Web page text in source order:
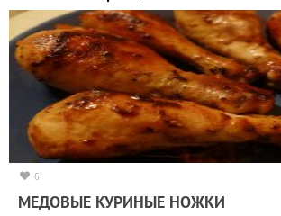
6
МЕДОВЫЕ КУРИНЫЕ НОЖКИ